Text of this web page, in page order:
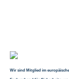
Wir sind Mitglied im